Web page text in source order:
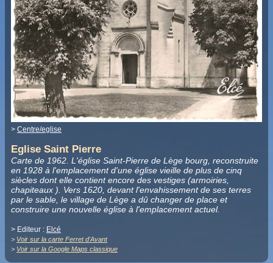
> Centre/eglise
Eglise Saint Pierre
Carte de 1962. L'église Saint-Pierre de Lège bourg, reconstruite
en 1928 à l'emplacement d'une église vieille de plus de cinq
siècles dont elle contient encore des vestiges (armoiries,
chapiteaux ). Vers 1620, devant l'envahissement de ses terres
par le sable, le village de Lège a dû changer de place et
construire une nouvelle église à l'emplacement actuel.
> Editeur : Elcé
> Voir sur la carte Ferret d'Avant
> Voir sur la Google Maps classique